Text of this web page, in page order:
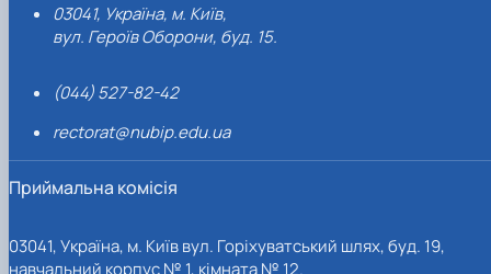
03041, Україна, м. Київ,
вул. Героїв Оборони, буд. 15.
(044) 527-82-42
rectorat@nubip.edu.ua
Приймальна комісія
03041, Україна, м. Київ вул. Горіхуватський шлях, буд. 19,
навчальний корпус № 1, кімната № 12.